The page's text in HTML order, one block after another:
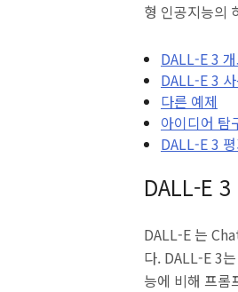
형 인공지능의
DALL-E 3
DALL-E 3
다른 예제
아이디어 탐
DALL-E 3
DALL-E 3
DALL-E 는
다. DALL-E 3
능에 비해 프롬